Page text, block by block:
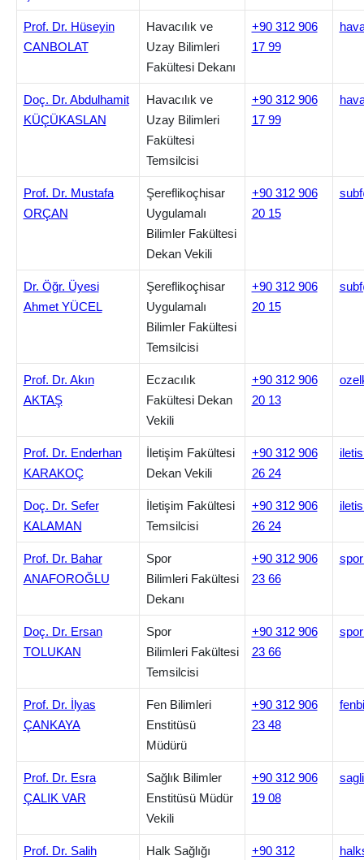
Prof. Dr. Hüseyin
CANBOLAT
Havacılık ve
Uzay Bilimleri
Fakültesi Dekanı
+90 312 906
17 99
Doç. Dr. Abdulhamit
KÜÇÜKASLAN
Havacılık ve
Uzay Bilimleri
Fakültesi
Temsilcisi
+90 312 906
17 99
Prof. Dr. Mustafa
ORÇAN
Şereflikoçhisar
Uygulamalı
Bilimler Fakültesi
Dekan Vekili
+90 312 906
20 15
Dr. Öğr. Üyesi
Ahmet YÜCEL
Şereflikoçhisar
Uygulamalı
Bilimler Fakültesi
Temsilcisi
+90 312 906
20 15
Prof. Dr. Akın
AKTAŞ
Eczacılık
Fakültesi Dekan
Vekili
+90 312 906
20 13
Prof. Dr. Enderhan
KARAKOÇ
İletişim Fakültesi
Dekan Vekili
+90 312 906
26 24
Doç. Dr. Sefer
KALAMAN
İletişim Fakültesi
Temsilcisi
+90 312 906
26 24
Prof. Dr. Bahar
ANAFOROĞLU
Spor
Bilimleri Fakültesi
Dekanı
+90 312 906
23 66
Doç. Dr. Ersan
TOLUKAN
Spor
Bilimleri Fakültesi
Temsilcisi
+90 312 906
23 66
Prof. Dr. İlyas
ÇANKAYA
Fen Bilimleri
Enstitüsü
Müdürü
+90 312 906
23 48
Prof. Dr. Esra
ÇALIK VAR
Sağlık Bilimler
Enstitüsü Müdür
Vekili
+90 312 906
19 08
Prof. Dr. Salih
Halk Sağlığı
+90 312